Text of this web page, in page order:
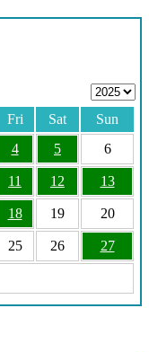
Fri Sat
Sun
4 5 6
11 12 13
18 19 20
25 26 27